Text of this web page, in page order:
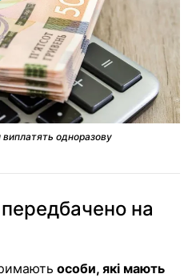
одноразову
на
особи, які мають